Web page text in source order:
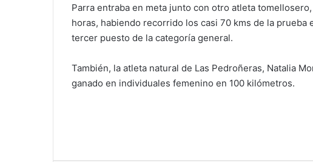
Parra entraba en meta junto con otro atleta
horas, habiendo recorrido los casi 70 kms de la prueba
tercer puesto de la categoría general.
También, la atleta natural de Las Pedroñeras, Natalia
ganado en individuales femenino en 100 kilómetros.